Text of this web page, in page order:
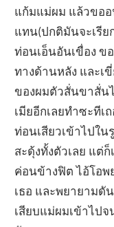
แก้มแม่ผม แล้วขออ
แทน(ปกติมันจะเรี
ท่อนเอ็นอันเขื่อง ข
ทางด้านหลัง และเ
ของผมตัวสั่นขาสั่นไ
เมียอีกเลยทำซะทีเ
ท่อนเสียวเข้าไปใ
สะดุ้งทั้งตัวเลย แต่
ค่อนข้างฟิต ไอ้โอพ
เธอ และพยายามดั
เสียบแม่ผมเข้าไป